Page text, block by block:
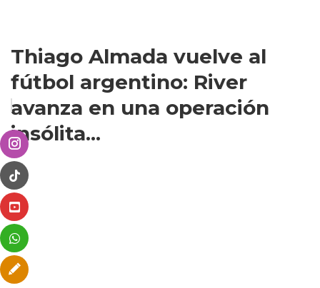
Thiago Almada vuelve al
fútbol argentino: River
avanza en una operación
insólita...